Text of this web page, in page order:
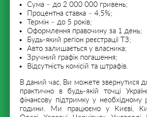
Сума – до 2 000 000 гривень;
Процентна ставка – 4,5%;
Термін – до 5 років;
Оформлення правочину за 1 день;
Будь-який регіон реєстрації ТЗ;
Авто залишається у власника;
Зручний графік погашення;
Відсутність комісій та штрафів.
В даний час, Ви можете звернутися
практично в будь-якій точці
фінансову підтримку у необхідному
години. Ми працюємо у Києві,